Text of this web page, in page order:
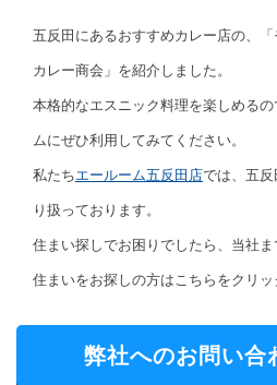
五反田にあるおすすめカレー店の、
カレー商会」を紹介しました。
本格的なエスニック料理を楽しめる
ムにぜひ利用してみてください。
私たちエールーム五反田店では、五
り扱っております。
住まい探しでお困りでしたら、当社ま
住まいをお探しの方はこちらをクリッ
弊社へのお問い合